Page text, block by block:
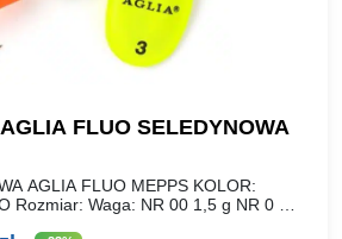
FLUO SELEDYNOWA
AGLIA FLUO MEPPS KOLOR:
Rozmiar: Waga: NR 00 1,5 g NR 0 2,5